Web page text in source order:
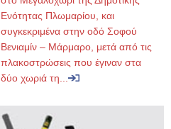
Ενότητας Πλωμαρίου, και
συγκεκριμένα στην οδό Σοφού
Βενιαμίν – Μάρμαρο, μετά από τις
πλακοστρώσεις που έγιναν στα
δύο χωριά τη...